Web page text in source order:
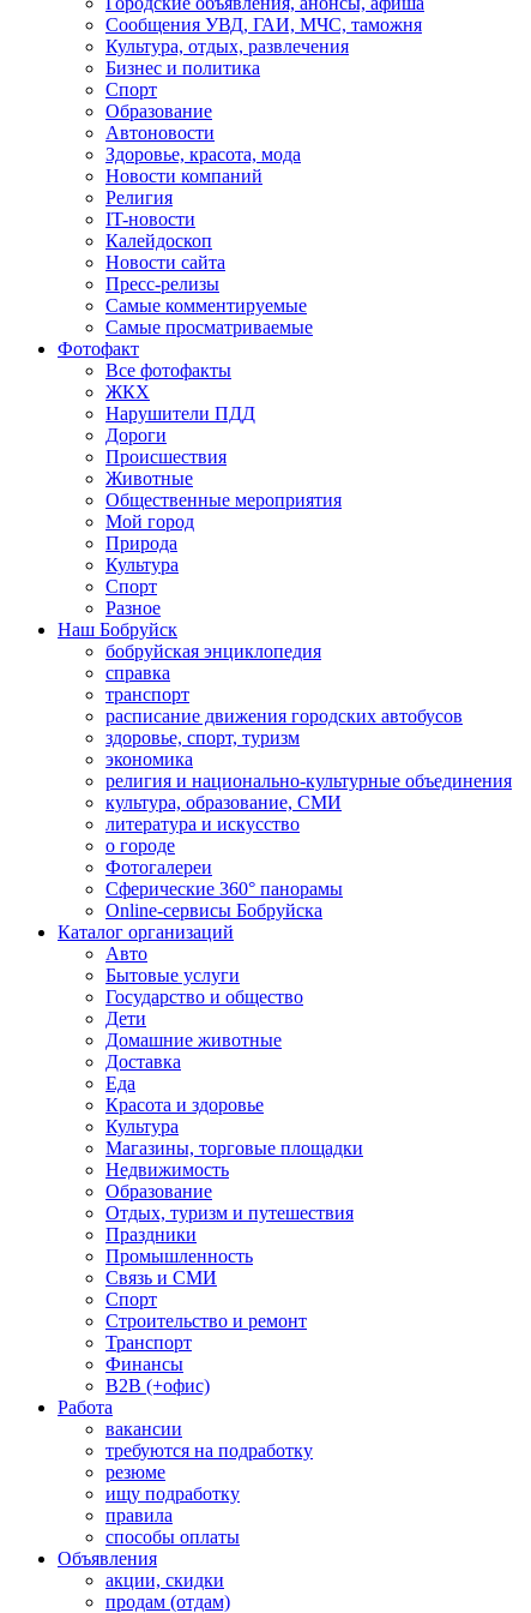
Сообщения УВД, ГАИ, МЧС, таможня
Культура, отдых, развлечения
Бизнес и политика
Спорт
Образование
Автоновости
Здоровье, красота, мода
Новости компаний
Религия
IT-новости
Калейдоскоп
Новости сайта
Пресс-релизы
Самые комментируемые
Самые просматриваемые
Фотофакт
Все фотофакты
ЖКХ
Нарушители ПДД
Дороги
Происшествия
Животные
Общественные мероприятия
Мой город
Природа
Культура
Спорт
Разное
Наш Бобруйск
бобруйская энциклопедия
справка
транспорт
расписание движения городских автобусов
здоровье, спорт, туризм
экономика
религия и национально-культурные объединения
культура, образование, СМИ
литература и искусство
о городе
Фотогалереи
Сферические 360° панорамы
Online-сервисы Бобруйска
Каталог организаций
Авто
Бытовые услуги
Государство и общество
Дети
Домашние животные
Доставка
Еда
Красота и здоровье
Культура
Магазины, торговые площадки
Недвижимость
Образование
Отдых, туризм и путешествия
Праздники
Промышленность
Связь и СМИ
Спорт
Строительство и ремонт
Транспорт
Финансы
B2B (+офис)
Работа
вакансии
требуются на подработку
резюме
ищу подработку
правила
способы оплаты
Объявления
акции, скидки
продам (отдам)